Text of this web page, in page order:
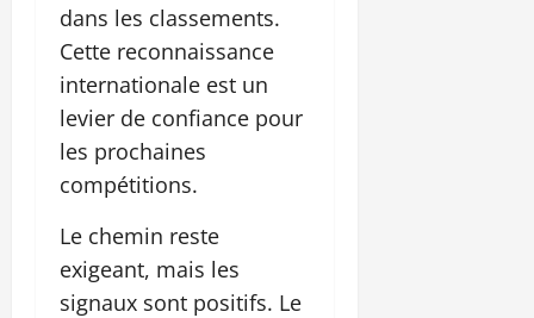
dans les classements.
Cette reconnaissance
internationale est un
levier de confiance pour
les prochaines
compétitions.
Le chemin reste
exigeant, mais les
signaux sont positifs. Le